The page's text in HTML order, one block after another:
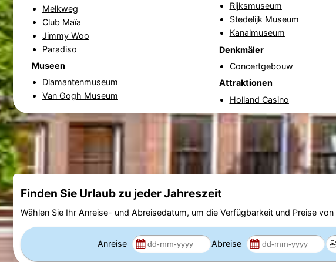
Melkweg
Club Maïa
Jimmy Woo
Paradiso
Museen
Diamantenmuseum
Van Gogh Museum
Rijksmuseum
Stedelijk Museum
Kanalmuseum
Denkmäler
Concertgebouw
Attraktionen
Holland Casino
Finden Sie Urlaub zu jeder Jahreszeit
Wählen Sie Ihr Anreise- und Abreisedatum, um die Verfügbarkeit und Preise von
Anreise Abreise